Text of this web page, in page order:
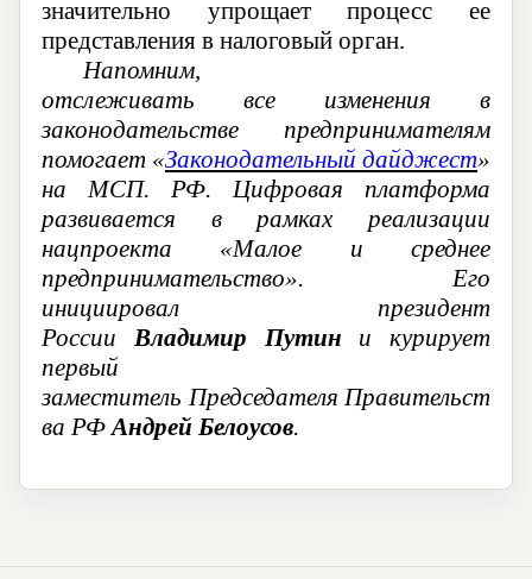
значительно упрощает процесс ее
представления в налоговый орган.
Напомним,
отслеживать все изменения в
законодательстве предпринимателям
помогает «Законодательный дайджест»
на МСП. РФ. Цифровая платформа
развивается врамках реализации
нацпроекта «Малое и среднее
предпринимательство». Его
инициировал президент
РоссииВладимир Путин
и курирует
первый
заместитель Председателя Правительст
ва РФ Андрей Белоусов.